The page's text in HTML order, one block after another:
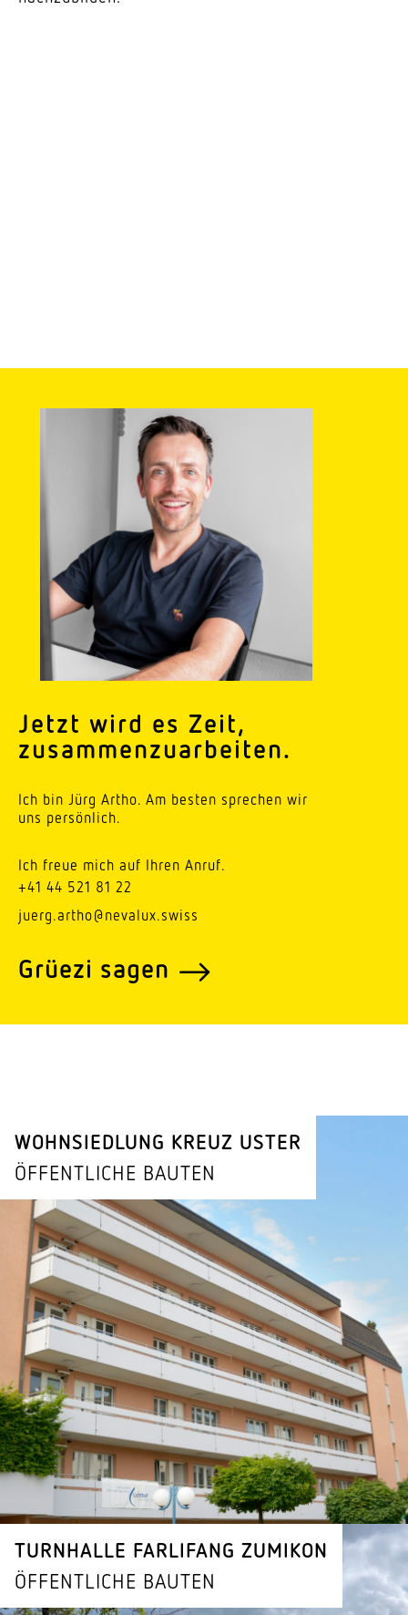
Jetzt wird es Zeit,
zusammenzuarbeiten.
Ich bin Jürg Artho. Am besten sprechen wir
uns persönlich.
Ich freue mich auf Ihren Anruf.
+41 44 521 81 22
juerg.artho@nevalux.swiss
Grüezi sagen
WOHN­SIEDLUNG KREUZ USTER
ÖFFENT­LICHE BAUTEN
TURN­HALLE FARLIFANG ZUMIKON
ÖFFENT­LICHE BAUTEN